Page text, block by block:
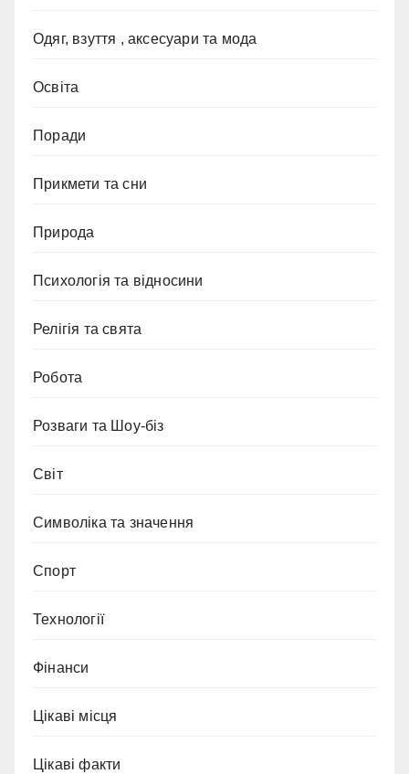
Одяг, взуття , аксесуари та мода
Освіта
Поради
Прикмети та сни
Природа
Психологія та відносини
Релігія та свята
Робота
Розваги та Шоу-біз
Світ
Символіка та значення
Спорт
Технології
Фінанси
Цікаві місця
Цікаві факти